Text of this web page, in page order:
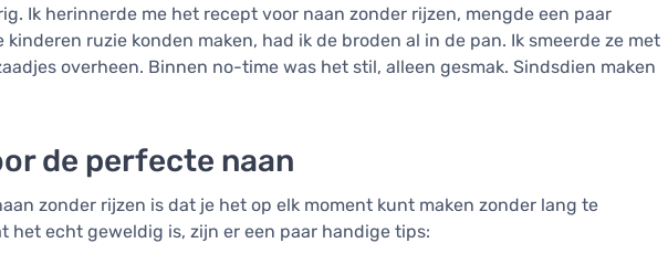
Ik herinnerde me het recept voor naan zonder rijzen, mengde een paar
ruzie konden maken, had ik de broden al in de pan. Ik smeerde ze met
overheen. Binnen no-time was het stil, alleen gesmak. Sindsdien maken
de perfecte naan
zonder rijzen is dat je het op elk moment kunt maken zonder lang te
het echt geweldig is, zijn er een paar handige tips: